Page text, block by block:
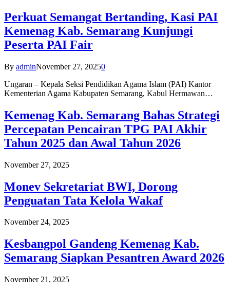
Perkuat Semangat Bertanding, Kasi PAI
Kemenag Kab. Semarang Kunjungi
Peserta PAI Fair
By adminNovember 27, 20250
Ungaran – Kepala Seksi Pendidikan Agama Islam (PAI) Kantor
Kementerian Agama Kabupaten Semarang, Kabul Hermawan…
Kemenag Kab. Semarang Bahas Strategi
Percepatan Pencairan TPG PAI Akhir
Tahun 2025 dan Awal Tahun 2026
November 27, 2025
Monev Sekretariat BWI, Dorong
Penguatan Tata Kelola Wakaf
November 24, 2025
Kesbangpol Gandeng Kemenag Kab.
Semarang Siapkan Pesantren Award 2026
November 21, 2025